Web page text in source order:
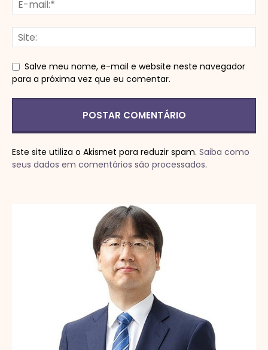
Salve meu nome, e-mail e website neste navegador
para a próxima vez que eu comentar.
Este site utiliza o Akismet para reduzir spam. Saiba como
seus dados em comentários são processados.